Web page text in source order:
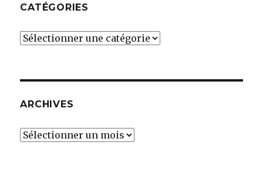
CATÉGORIES
Catégories
ARCHIVES
Archives